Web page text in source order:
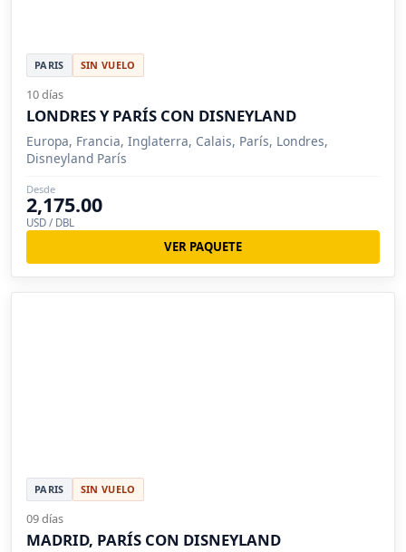
PARIS SIN VUELO
10 días
LONDRES Y PARÍS CON DISNEYLAND
Europa, Francia, Inglaterra, Calais, París, Londres,
Disneyland París
Desde
2,175.00
USD / DBL
VER PAQUETE
PARIS SIN VUELO
09 días
MADRID, PARÍS CON DISNEYLAND